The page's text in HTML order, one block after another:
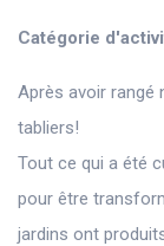
Catégorie
Après avoir rangé
tabliers!
Tout ce qui a été
pour être
jardins ont